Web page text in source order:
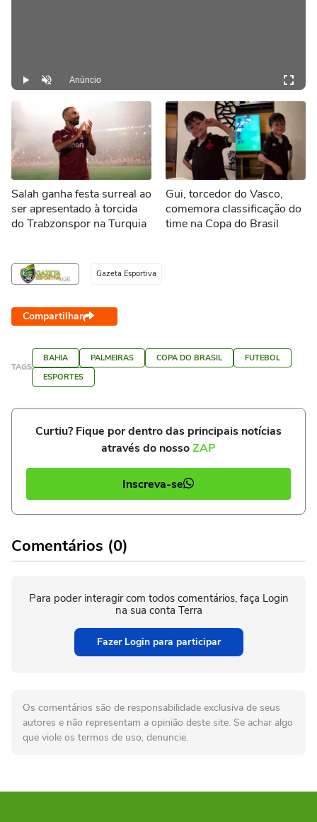
Play DesmutarAnúncio
Salah ganha festa surreal ao
ser apresentado à torcida
do Trabzonspor na Turquia
Gui, torcedor do Vasco,
comemora classificação do
time na Copa do Brasil
Gazeta Esportiva
Compartilhar
TAGS
BAHIA PALMEIRAS COPA DO BRASIL
FUTEBOL
ESPORTES
Curtiu? Fique por dentro das principais notícias
através do nossoZAP
Inscreva-se
Comentários (0)
Para poder interagir com todos comentários, faça Login
na sua conta Terra
Fazer Login para participar
Os comentários são de responsabilidade exclusiva de seus
autores e não representam a opinião deste site. Se achar algo
que viole os termos de uso, denuncie.